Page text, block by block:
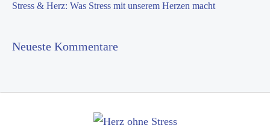
Stress & Herz: Was Stress mit unserem Herzen macht
Neueste Kommentare